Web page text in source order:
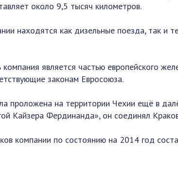
около 9,5 тысяч километров.
находятся как дизельные поезда, так и
является частью европейского
законам Евросоюза.
проложена на территории Чехии ещё в
Кайзера Фердинанда», он соединял
компании по состоянию на 2014 год